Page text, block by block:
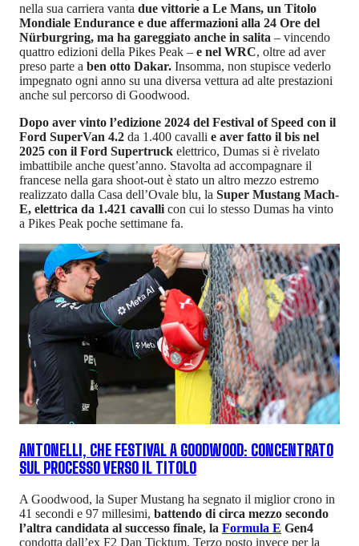
nella sua carriera vanta due vittorie a Le Mans, un Titolo
Mondiale Endurance e due affermazioni alla 24 Ore del
Nürburgring, ma ha gareggiato anche in salita – vincendo
quattro edizioni della Pikes Peak – e nel WRC, oltre ad aver
preso parte a ben otto Dakar. Insomma, non stupisce vederlo
impegnato ogni anno su una diversa vettura ad alte prestazioni
anche sul percorso di Goodwood.
Dopo aver vinto l’edizione 2024 del Festival of Speed con il
Ford SuperVan 4.2 da 1.400 cavalli e aver fatto il bis nel
2025 con il Ford Supertruck elettrico, Dumas si è rivelato
imbattibile anche quest’anno. Stavolta ad accompagnare il
francese nella gara shoot-out è stato un altro mezzo estremo
realizzato dalla Casa dell’Ovale blu, la Super Mustang Mach-
E, elettrica da 1.421 cavalli con cui lo stesso Dumas ha vinto
a Pikes Peak poche settimane fa.
ANTONELLI, CHE FESTIVAL A GOODWOOD: CONCENTRATO
SUL PROCESSO VERSO IL TITOLO
A Goodwood, la Super Mustang ha segnato il miglior crono in
41 secondi e 97 millesimi, battendo di circa mezzo secondo
l’altra candidata al successo finale, la Formula E Gen4
condotta dall’ex F2 Dan Ticktum. Terzo posto invece per la